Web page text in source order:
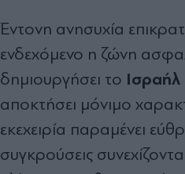
Έντονη ανησυχία
ενδεχόμενο η ζώνη
δημιουργήσει το Ισραήλ
αποκτήσει μόνιμο
εκεχειρία παραμένει
συγκρούσεις